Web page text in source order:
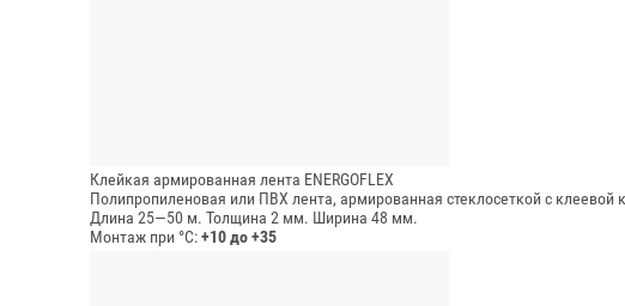
Клейкая армированная лента ENERGOFLEX
Полипропиленовая или ПВХ лента, армированная стеклосеткой с клеевой
Длина 25—50 м. Толщина 2 мм. Ширина 48 мм.
Монтаж при °C:+10 до +35